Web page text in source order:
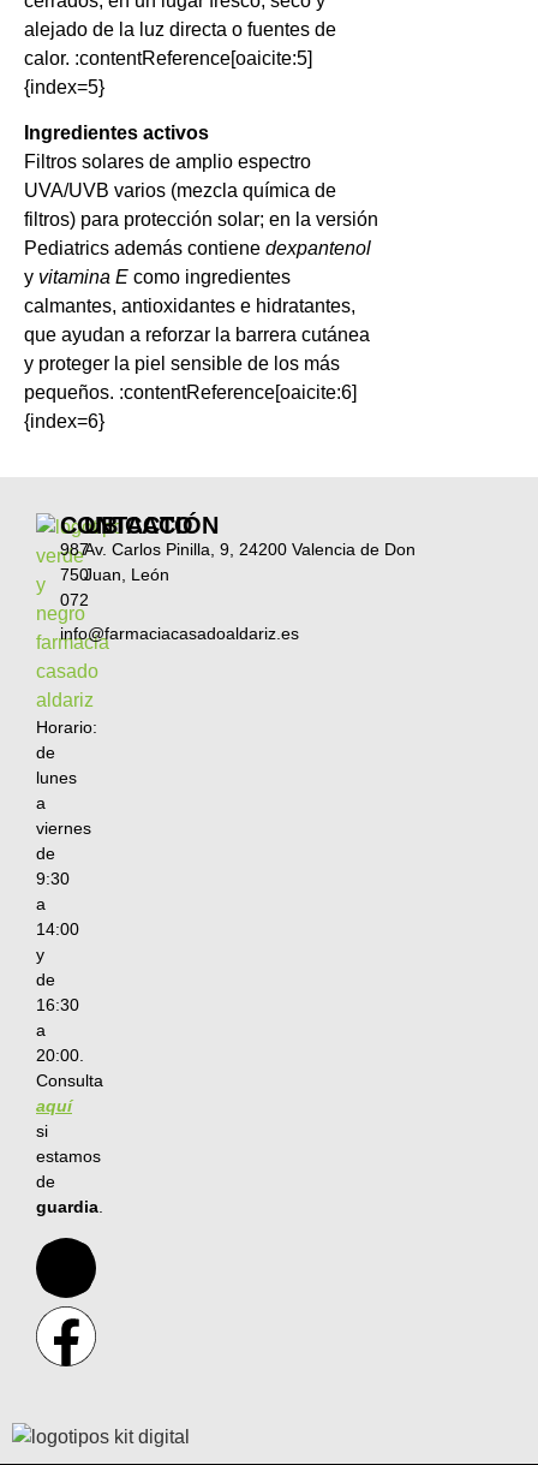
alejado de la luz directa o fuentes de
calor. :contentReference[oaicite:5]
{index=5}
Ingredientes activos
Filtros solares de amplio espectro
UVA/UVB varios (mezcla química de
filtros) para protección solar; en la versión
Pediatrics además contiene dexpantenol
y vitamina E como ingredientes
calmantes, antioxidantes e hidratantes,
que ayudan a reforzar la barrera cutánea
y proteger la piel sensible de los más
pequeños. :contentReference[oaicite:6]
{index=6}
Horario:
de
lunes
a
viernes
de
9:30
a
14:00
y
de
16:30
a
20:00.
Consulta
aquí
si
estamos
de
guardia.
CONTACTO
987
750
072
info@farmaciacasadoaldariz.es
UBICACIÓN
Av. Carlos Pinilla, 9, 24200 Valencia de Don
Juan, León